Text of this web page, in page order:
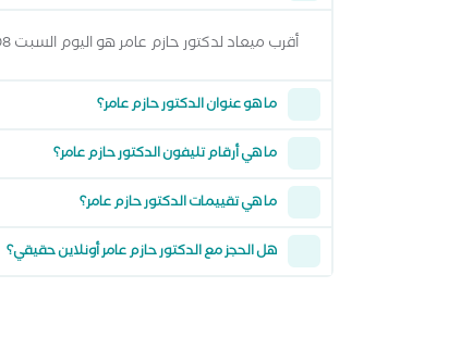
أقرب ميعاد لدكتور حازم عامر هو اليوم السبت 08 اغسطس 2026 من 6:00 مساءً وتقدر تشوف كل المواعيد المتاحة من خلال عرض المواعيد أعلاه
ما هو عنوان الدكتور حازم عامر؟
ما هي أرقام تليفون الدكتور حازم عامر؟
ما هي تقييمات الدكتور حازم عامر؟
هل الحجز مع الدكتور حازم عامر أونلاين حقيقي؟